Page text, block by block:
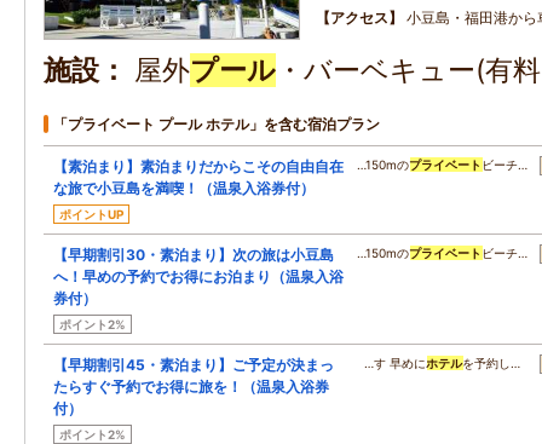
アクセス
小豆島・福田港から
施設 屋外プール ・バーベキュー(有
「プライベート プール ホテル」を含む宿泊プラン
【素泊まり】素泊まりだからこその自由自在
な旅で小豆島を満喫！（温泉入浴券付）
ポイントUP
…150mのプライベート ビーチ…
【早期割引30・素泊まり】次の旅は小豆島
へ！早めの予約でお得にお泊まり（温泉入浴
券付）
ポイント2%
…150mのプライベート ビーチ…
【早期割引45・素泊まり】ご予定が決まっ
たらすぐ予約でお得に旅を！（温泉入浴券
付）
ポイント2%
…す 早めにホテルを予約し…